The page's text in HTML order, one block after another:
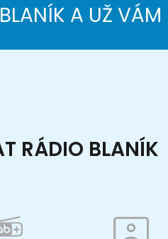
A UŽ VÁM
RÁDIO BLANÍK